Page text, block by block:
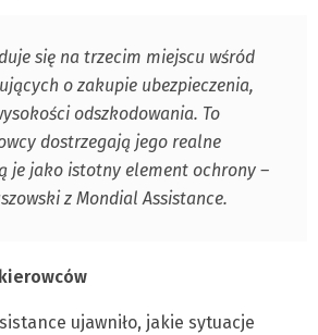
się na trzecim miejscu wśród
o zakupie ubezpieczenia,
odszkodowania. To
dostrzegają jego realne
je jako istotny element ochrony –
z Mondial Assistance.
ujawniło, jakie sytuacje